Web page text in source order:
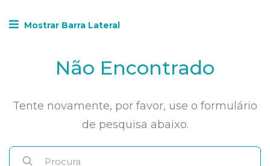
Mostrar Barra Lateral
Não Encontrado
Tente novamente, por favor, use o formulário
de pesquisa abaixo.